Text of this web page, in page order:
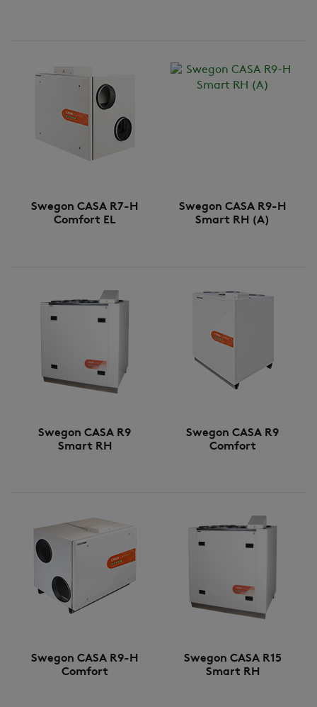
Swegon CASA R7-H
Comfort EL
Swegon CASA R9-H
Smart RH (A)
Swegon CASA R9
Smart RH
Swegon CASA R9
Comfort
Swegon CASA R9-H
Comfort
Swegon CASA R15
Smart RH